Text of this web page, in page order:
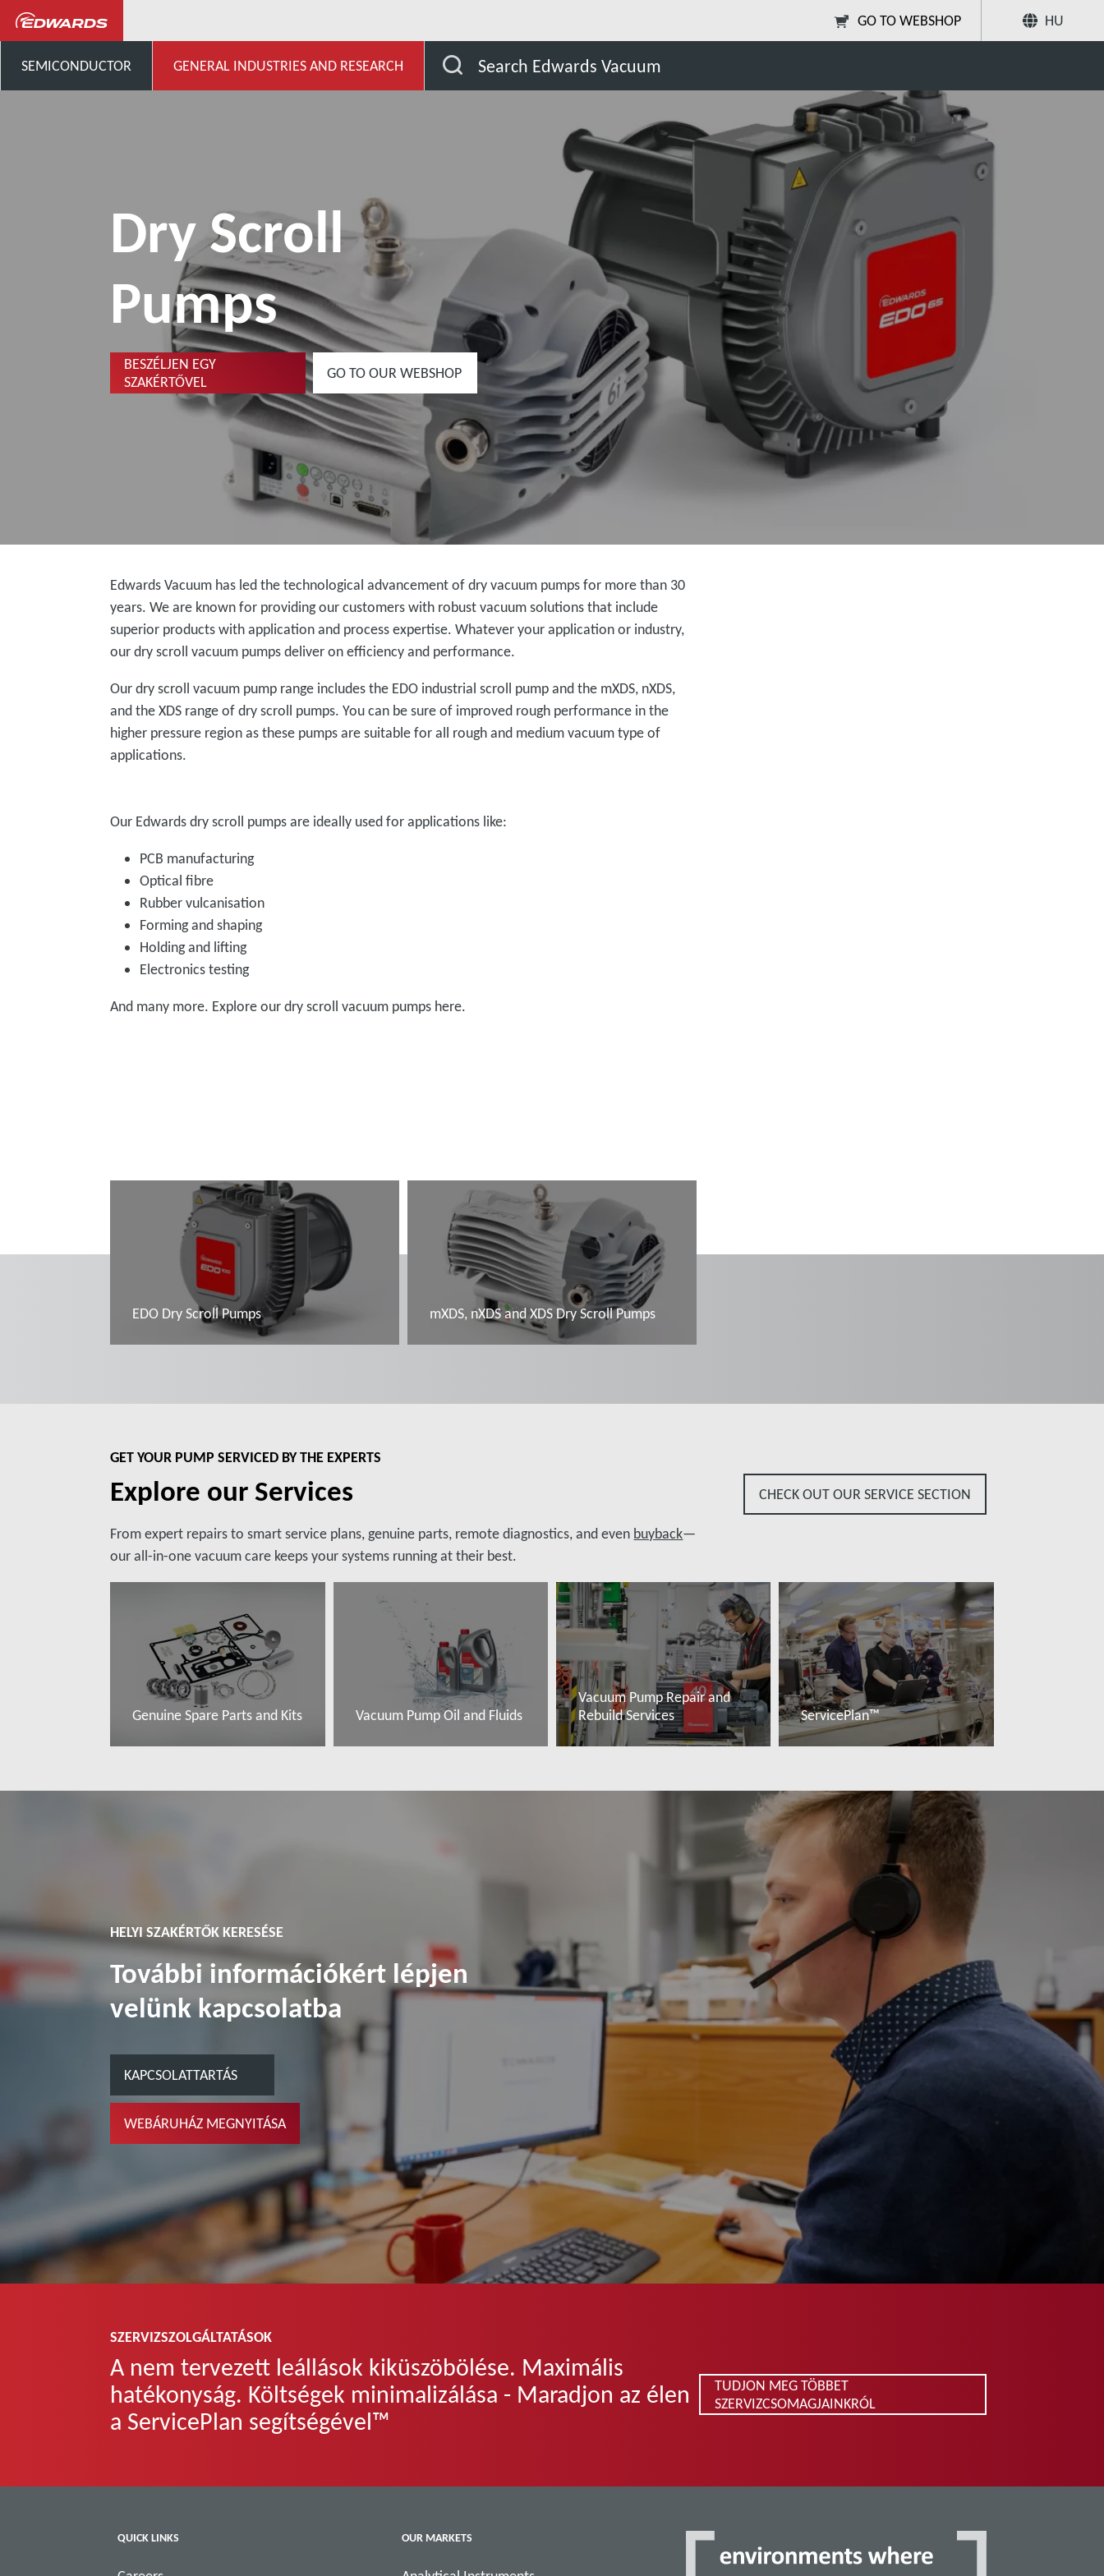
GO TO WEBSHOP HU
SEMICONDUCTOR GENERAL INDUSTRIES AND RESEARCH Search Edwards Vacuum
Megosztás
Dry Scroll
Pumps
BESZÉLJEN EGY
SZAKÉRTŐVEL
GO TO OUR WEBSHOP
Edwards Vacuum has led the technological advancement of dry vacuum pumps for more than 30
years. We are known for providing our customers with robust vacuum solutions that include
superior products with application and process expertise. Whatever your application or industry,
our dry scroll vacuum pumps deliver on efficiency and performance.
Our dry scroll vacuum pump range includes the EDO industrial scroll pump and the mXDS, nXDS,
and the XDS range of dry scroll pumps. You can be sure of improved rough performance in the
higher pressure region as these pumps are suitable for all rough and medium vacuum type of
applications.
Our Edwards dry scroll pumps are ideally used for applications like:
PCB manufacturing
Optical fibre
Rubber vulcanisation
Forming and shaping
Holding and lifting
Electronics testing
And many more. Explore our dry scroll vacuum pumps here.
EDO Dry Scroll Pumps mXDS, nXDS and XDS Dry Scroll Pumps
GET YOUR PUMP SERVICED BY THE EXPERTS
Explore our Services
From expert repairs to smart service plans, genuine parts, remote diagnostics, and even buyback—
our all-in-one vacuum care keeps your systems running at their best.
CHECK OUT OUR SERVICE SECTION
Genuine Spare Parts and Kits Vacuum Pump Oil and Fluids
Vacuum Pump Repair and
Rebuild Services
ServicePlan™
HELYI SZAKÉRTŐK KERESÉSE
További információkért lépjen
velünk kapcsolatba
KAPCSOLATTARTÁS
WEBÁRUHÁZ MEGNYITÁSA
SZERVIZSZOLGÁLTATÁSOK
A nem tervezett leállások kiküszöbölése. Maximális
hatékonyság. Költségek minimalizálása - Maradjon az élen
a ServicePlan segítségével™
TUDJON MEG TÖBBET
SZERVIZCSOMAGJAINKRÓL
QUICK LINKS OUR MARKETS